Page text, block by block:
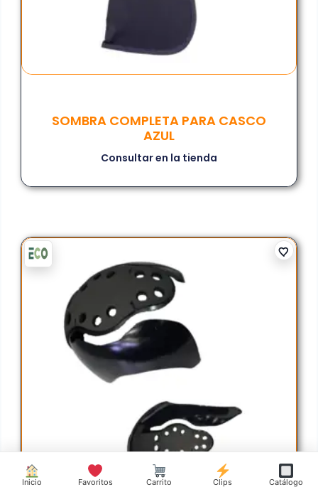
SOMBRA COMPLETA PARA CASCO
AZUL
Consultar en la tienda
Inicio Favoritos Carrito Clips Catálogo